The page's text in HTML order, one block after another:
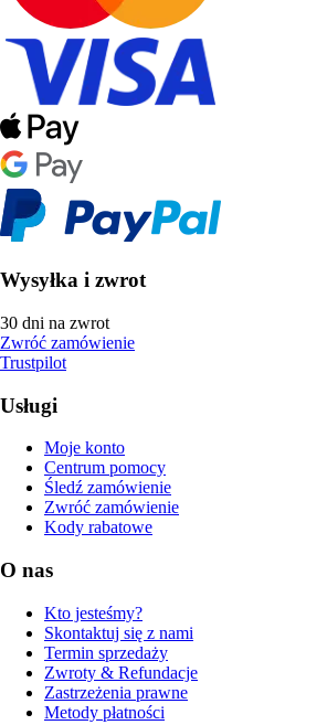
Wysyłka i zwrot
30 dni na zwrot
Zwróć zamówienie
Trustpilot
Usługi
Moje konto
Centrum pomocy
Śledź zamówienie
Zwróć zamówienie
Kody rabatowe
O nas
Kto jesteśmy?
Skontaktuj się z nami
Termin sprzedaży
Zwroty & Refundacje
Zastrzeżenia prawne
Metody płatności